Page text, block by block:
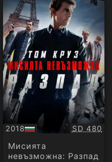
2018
БГ
аудио
SD 480
Мисията
невъзможна: Разпад